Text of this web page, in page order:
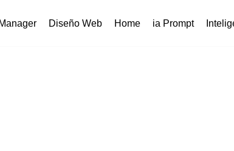
Diseño Web Home ia Prompt